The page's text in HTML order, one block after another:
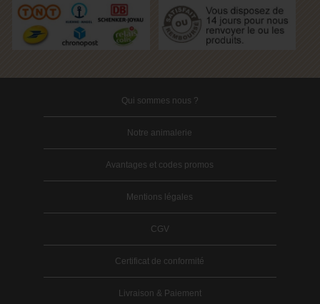
Qui sommes nous ?
Notre animalerie
Avantages et codes promos
Mentions légales
CGV
Certificat de conformité
Livraison & Paiement